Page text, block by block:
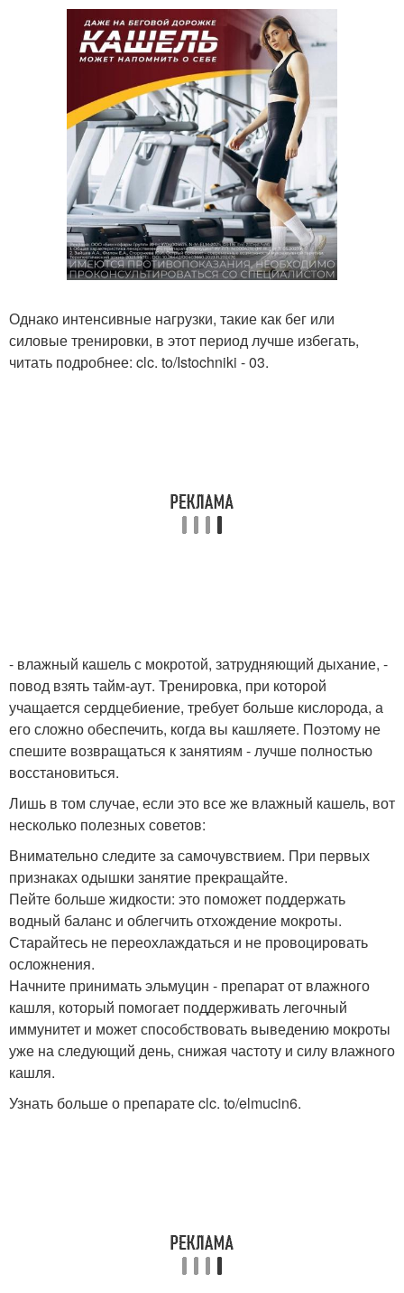
Однако интенсивные нагрузки, такие как бег или
силовые тренировки, в этот период лучше избегать,
читать подробнее: clc. to/Istochniki - 03.
- влажный кашель с мокротой, затрудняющий дыхание, -
повод взять тайм-аут. Тренировка, при которой
учащается сердцебиение, требует больше кислорода, а
его сложно обеспечить, когда вы кашляете. Поэтому не
спешите возвращаться к занятиям - лучше полностью
восстановиться.
Лишь в том случае, если это все же влажный кашель, вот
несколько полезных советов:
Внимательно следите за самочувствием. При первых
признаках одышки занятие прекращайте.
Пейте больше жидкости: это поможет поддержать
водный баланс и облегчить отхождение мокроты.
Старайтесь не переохлаждаться и не провоцировать
осложнения.
Начните принимать эльмуцин - препарат от влажного
кашля, который помогает поддерживать легочный
иммунитет и может способствовать выведению мокроты
уже на следующий день, снижая частоту и силу влажного
кашля.
Узнать больше о препарате clc. to/elmucin6.